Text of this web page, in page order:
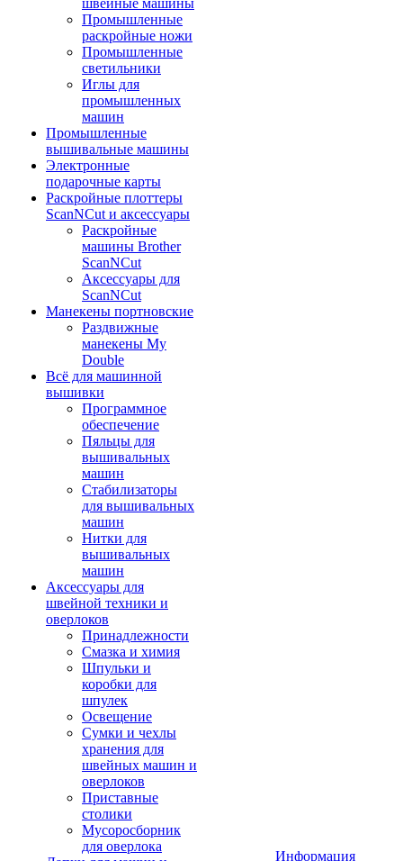
швейные машины
Промышленные
раскройные ножи
Промышленные
светильники
Иглы для
промышленных
машин
Промышленные
вышивальные машины
Электронные
подарочные карты
Раскройные плоттеры
ScanNCut и аксессуары
Раскройные
машины Brother
ScanNCut
Аксессуары для
ScanNCut
Манекены портновские
Раздвижные
манекены My
Double
Всё для машинной
вышивки
Программное
обеспечение
Пяльцы для
вышивальных
машин
Стабилизаторы
для вышивальных
машин
Нитки для
вышивальных
машин
Аксессуары для
швейной техники и
оверлоков
Принадлежности
Смазка и химия
Шпульки и
коробки для
шпулек
Освещение
Сумки и чехлы
хранения для
швейных машин и
оверлоков
Приставные
столики
Мусоросборник
для оверлока
Информация